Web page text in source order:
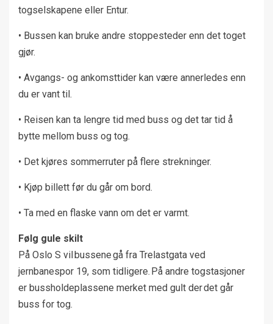
togselskapene eller Entur.
• Bussen kan bruke andre stoppesteder enn det toget
gjør.
• Avgangs- og ankomsttider kan være annerledes enn
du er vant til.
• Reisen kan ta lengre tid med buss og det tar tid å
bytte mellom buss og tog.
• Det kjøres sommerruter på flere strekninger.
• Kjøp billett før du går om bord.
• Ta med en flaske vann om det er varmt.
Følg gule skilt
På Oslo S vil bussene gå fra Trelastgata ved
jernbanespor 19, som tidligere. På andre togstasjoner
er bussholdeplassene merket med gult der det går
buss for tog.